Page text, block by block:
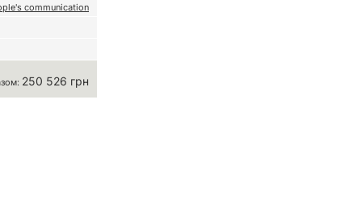
communication
250 526 грн